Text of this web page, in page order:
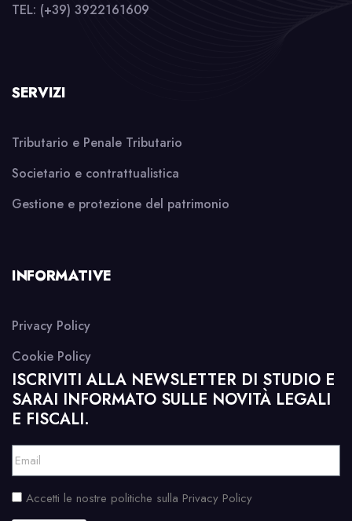
TEL: (+39) 3922161609
SERVIZI
Tributario e Penale Tributario
Societario e contrattualistica
Gestione e protezione del patrimonio
INFORMATIVE
Privacy Policy
Cookie Policy
ISCRIVITI ALLA NEWSLETTER DI STUDIO E
SARAI INFORMATO SULLE NOVITÀ LEGALI
E FISCALI.
Accetti le nostre politiche sulla Privacy Policy